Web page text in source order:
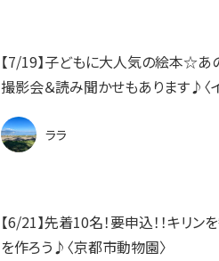
【7/19】子どもに大人気の絵本☆あ
撮影会＆読み聞かせもあります♪〈
ララ
【6/21】先着10名！要申込！！キリ
を作ろう♪〈京都市動物園〉